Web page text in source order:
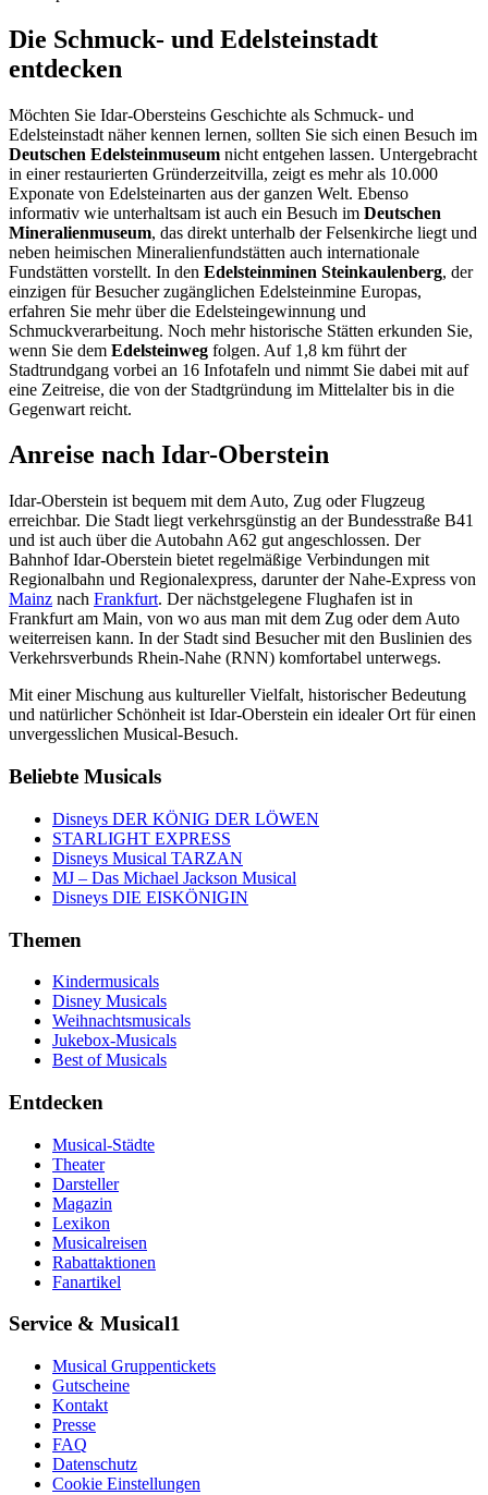
Die Schmuck- und Edelsteinstadt
entdecken
Möchten Sie Idar-Obersteins Geschichte als Schmuck- und
Edelsteinstadt näher kennen lernen, sollten Sie sich einen Besuch im
Deutschen Edelsteinmuseum nicht entgehen lassen. Untergebracht
in einer restaurierten Gründerzeitvilla, zeigt es mehr als 10.000
Exponate von Edelsteinarten aus der ganzen Welt. Ebenso
informativ wie unterhaltsam ist auch ein Besuch im Deutschen
Mineralienmuseum, das direkt unterhalb der Felsenkirche liegt und
neben heimischen Mineralienfundstätten auch internationale
Fundstätten vorstellt. In den Edelsteinminen Steinkaulenberg, der
einzigen für Besucher zugänglichen Edelsteinmine Europas,
erfahren Sie mehr über die Edelsteingewinnung und
Schmuckverarbeitung. Noch mehr historische Stätten erkunden Sie,
wenn Sie dem Edelsteinweg folgen. Auf 1,8 km führt der
Stadtrundgang vorbei an 16 Infotafeln und nimmt Sie dabei mit auf
eine Zeitreise, die von der Stadtgründung im Mittelalter bis in die
Gegenwart reicht.
Anreise nach Idar-Oberstein
Idar-Oberstein ist bequem mit dem Auto, Zug oder Flugzeug
erreichbar. Die Stadt liegt verkehrsgünstig an der Bundesstraße B41
und ist auch über die Autobahn A62 gut angeschlossen. Der
Bahnhof Idar-Oberstein bietet regelmäßige Verbindungen mit
Regionalbahn und Regionalexpress, darunter der Nahe-Express von
Mainz nach Frankfurt. Der nächstgelegene Flughafen ist in
Frankfurt am Main, von wo aus man mit dem Zug oder dem Auto
weiterreisen kann. In der Stadt sind Besucher mit den Buslinien des
Verkehrsverbunds Rhein-Nahe (RNN) komfortabel unterwegs.
Mit einer Mischung aus kultureller Vielfalt, historischer Bedeutung
und natürlicher Schönheit ist Idar-Oberstein ein idealer Ort für einen
unvergesslichen Musical-Besuch.
Beliebte Musicals
Disneys DER KÖNIG DER LÖWEN
STARLIGHT EXPRESS
Disneys Musical TARZAN
MJ – Das Michael Jackson Musical
Disneys DIE EISKÖNIGIN
Themen
Kindermusicals
Disney Musicals
Weihnachtsmusicals
Jukebox-Musicals
Best of Musicals
Entdecken
Musical-Städte
Theater
Darsteller
Magazin
Lexikon
Musicalreisen
Rabattaktionen
Fanartikel
Service & Musical1
Musical Gruppentickets
Gutscheine
Kontakt
Presse
FAQ
Datenschutz
Cookie Einstellungen